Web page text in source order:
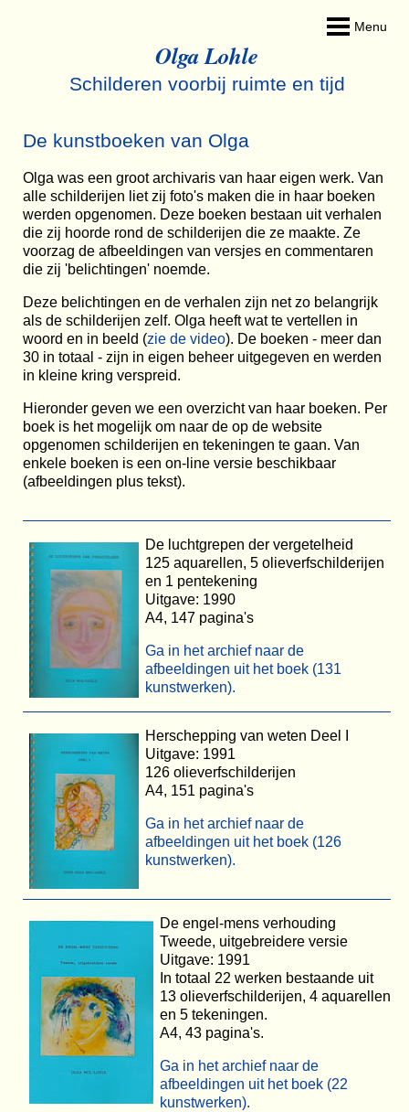
Menu
Olga Lohle
Schilderen voorbij ruimte en tijd
De kunstboeken van Olga
Olga was een groot archivaris van haar eigen werk. Van
alle schilderijen liet zij foto's maken die in haar boeken
werden opgenomen. Deze boeken bestaan uit verhalen
die zij hoorde rond de schilderijen die ze maakte. Ze
voorzag de afbeeldingen van versjes en commentaren
die zij 'belichtingen' noemde.
Deze belichtingen en de verhalen zijn net zo belangrijk
als de schilderijen zelf. Olga heeft wat te vertellen in
woord en in beeld (zie de video). De boeken - meer dan
30 in totaal - zijn in eigen beheer uitgegeven en werden
in kleine kring verspreid.
Hieronder geven we een overzicht van haar boeken. Per
boek is het mogelijk om naar de op de website
opgenomen schilderijen en tekeningen te gaan. Van
enkele boeken is een on-line versie beschikbaar
(afbeeldingen plus tekst).
De luchtgrepen der vergetelheid
125 aquarellen, 5 olieverfschilderijen
en 1 pentekening
Uitgave: 1990
A4, 147 pagina's
Ga in het archief naar de
afbeeldingen uit het boek (131
kunstwerken).
Herschepping van weten Deel I
Uitgave: 1991
126 olieverfschilderijen
A4, 151 pagina's
Ga in het archief naar de
afbeeldingen uit het boek (126
kunstwerken).
De engel-mens verhouding
Tweede, uitgebreidere versie
Uitgave: 1991
In totaal 22 werken bestaande uit
13 olieverfschilderijen, 4 aquarellen
en 5 tekeningen.
A4, 43 pagina's.
Ga in het archief naar de
afbeeldingen uit het boek (22
kunstwerken).